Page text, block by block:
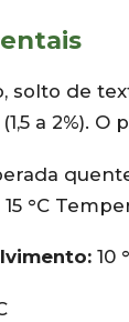
solto de
a 2%). O
°C
10